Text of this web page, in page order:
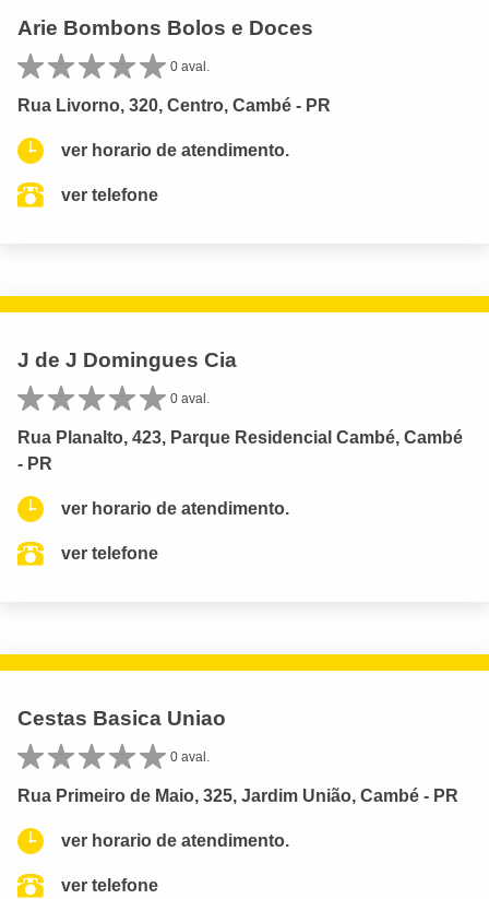
Arie Bombons Bolos e Doces
0 aval.
Rua Livorno, 320, Centro, Cambé - PR
ver horario de atendimento.
ver telefone
J de J Domingues Cia
0 aval.
Rua Planalto, 423, Parque Residencial Cambé, Cambé
- PR
ver horario de atendimento.
ver telefone
Cestas Basica Uniao
0 aval.
Rua Primeiro de Maio, 325, Jardim União, Cambé - PR
ver horario de atendimento.
ver telefone